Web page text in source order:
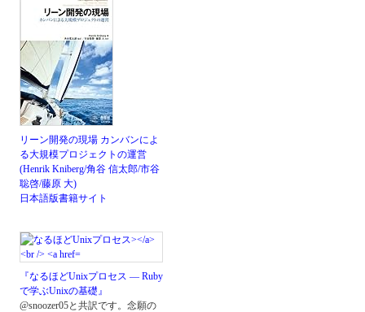
リーン開発の現場 カンバンによ
る大規模プロジェクトの運営
(Henrik Kniberg/角谷 信太郎/市谷
聡啓/藤原 大)
日本語版書籍サイト
『なるほどUnixプロセス ― Ruby
で学ぶUnixの基礎』
@snoozer05と共訳です。念願の